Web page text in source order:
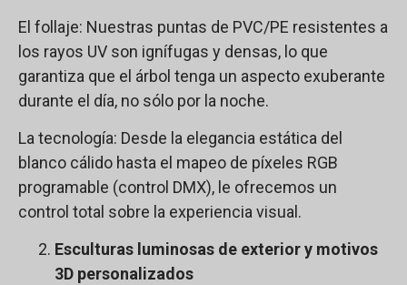
El follaje: Nuestras puntas de PVC/PE resistentes a
los rayos UV son ignífugas y densas, lo que
garantiza que el árbol tenga un aspecto exuberante
durante el día, no sólo por la noche.
La tecnología: Desde la elegancia estática del
blanco cálido hasta el mapeo de píxeles RGB
programable (control DMX), le ofrecemos un
control total sobre la experiencia visual.
Esculturas luminosas de exterior y motivos
3D personalizados